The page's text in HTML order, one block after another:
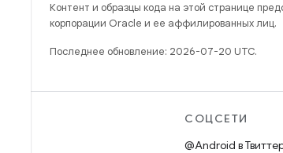
Контент и образцы кода на этой странице
корпорации Oracle и ее аффилированных лиц.
Последнее обновление: 2026-07-20 UTC.
СОЦСЕТИ
@Android в